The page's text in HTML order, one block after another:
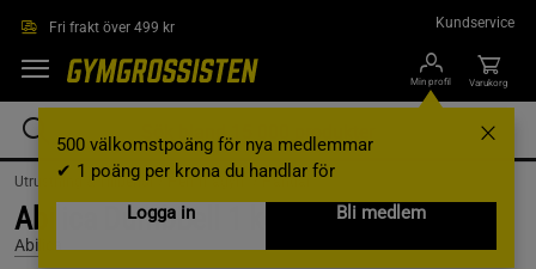
Fri frakt över 499 kr Kundservice
Min profil
500 välkomstpoäng för nya medlemmar
✔ 1 poäng per krona du handlar för
Logga in
Bli medlem
Varukorg
Utrustning & Tillbehör / Hemmagym /Hantlar
Abilica DumbBell 1 kg
Abilica